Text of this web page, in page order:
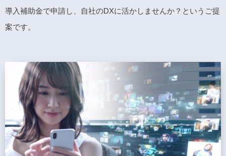
導入補助金で申請し、自社のDXに活かしませんか？というご提
案です。